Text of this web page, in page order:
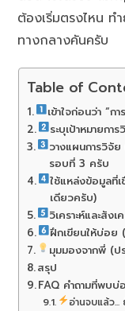
ต้องเริ่มตรงไหน ท
ทางกลางคันครับ
Table of
เข้าใจก่อนว่า “ก
ระบุเป้าหมายก
วางแผนการวิจั
รอบที่ 3 ครับ
ใช้แหล่งข้อมูลที่
เดียวครับ)
วิเคราะห์และสัง
ฝึกเขียนให้บ่อย
มุมมองจากพี่ (ป
สรุป
FAQ คำถามที่พบบ่
อ่านจบแล้ว